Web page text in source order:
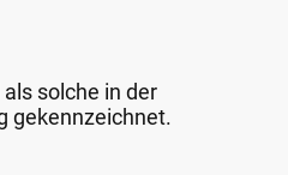
solche in der
gekennzeichnet.